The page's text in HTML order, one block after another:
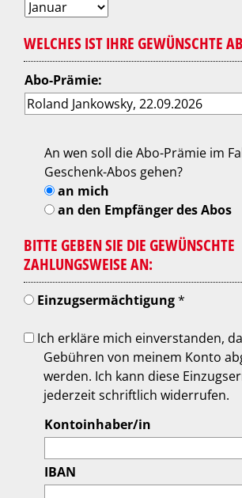
WELCHES IST IHRE GEWÜNSCHTE
Abo-Prämie:
An wen soll die Abo-Prämie im
Geschenk-Abos gehen?
an mich
an den Empfänger des Abos
BITTE GEBEN SIE DIE GEWÜNSCHTE
ZAHLUNGSWEISE AN:
Einzugsermächtigung*
Ich erkläre mich einverstanden, dass die
Gebühren von meinem Konto
werden. Ich kann diese
jederzeit schriftlich widerrufen.
Kontoinhaber/in
IBAN